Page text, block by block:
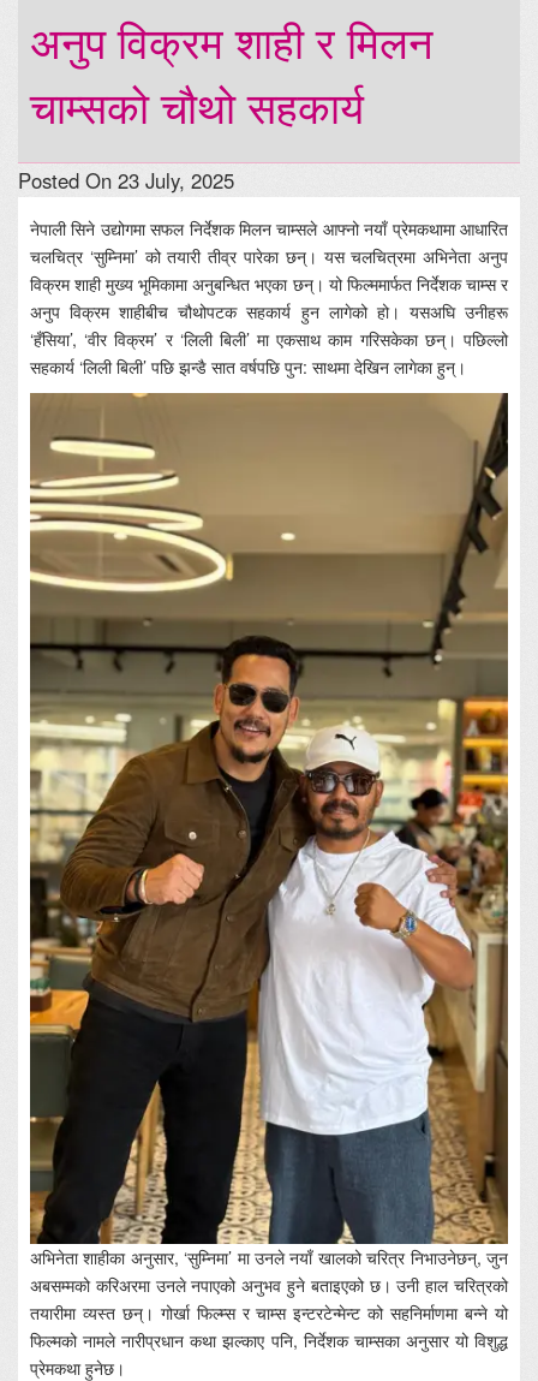
अनुप विक्रम शाही र मिलन
चाम्सको चौथो सहकार्य
Posted On 23 July, 2025
नेपाली सिने उद्योगमा सफल निर्देशक मिलन चाम्सले आफ्नो नयाँ प्रेमकथामा आधारित
चलचित्र ‘सुम्निमा’ को तयारी तीव्र पारेका छन्। यस चलचित्रमा अभिनेता अनुप
विक्रम शाही मुख्य भूमिकामा अनुबन्धित भएका छन्। यो फिल्ममार्फत निर्देशक चाम्स र
अनुप विक्रम शाहीबीच चौथोपटक सहकार्य हुन लागेको हो। यसअघि उनीहरू
‘हँसिया’, ‘वीर विक्रम’ र ‘लिली बिली’ मा एकसाथ काम गरिसकेका छन्। पछिल्लो
सहकार्य ‘लिली बिली’ पछि झन्डै सात वर्षपछि पुन: साथमा देखिन लागेका हुन्।
अभिनेता शाहीका अनुसार, ‘सुम्निमा’ मा उनले नयाँ खालको चरित्र निभाउनेछन्, जुन
अबसम्मको करिअरमा उनले नपाएको अनुभव हुने बताइएको छ। उनी हाल चरित्रको
तयारीमा व्यस्त छन्। गोर्खा फिल्म्स र चाम्स इन्टरटेन्मेन्ट को सहनिर्माणमा बन्ने यो
फिल्मको नामले नारीप्रधान कथा झल्काए पनि, निर्देशक चाम्सका अनुसार यो विशुद्ध
प्रेमकथा हुनेछ।